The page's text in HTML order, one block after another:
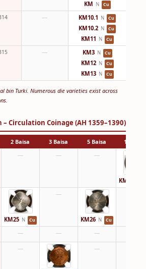
KM N Cu
— KM10.1 N Cu
KM10.2 N Cu
KM11 N Cu
— KM3 N Cu
KM12 N Cu
KM13 N Cu
bin Turki. Numerous die varieties exist across
Circulation Coinage (AH 1359–1390)
2 Baisa 3 Baisa 5 Baisa
10 Baisa
— — —
KM22
KM25 N Cu
—
KM26 N Cu
— — —
— —